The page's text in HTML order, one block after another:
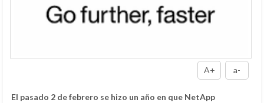
A+ a-
El pasado 2 de febrero se hizo un año en que NetApp